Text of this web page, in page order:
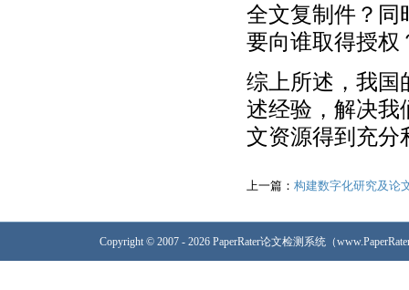
全文复制件？同
要向谁取得授权
综上所述，我国
述经验，解决我
文资源得到充分
上一篇： 构建数字化研究及论
Copyright © 2007 - 2026 PaperRater论文检测系统（